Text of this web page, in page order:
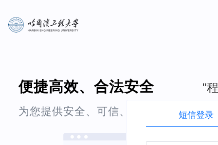
便捷高效、合法安全
为您提供安全、可信、便捷、高效的电
"
短信登录